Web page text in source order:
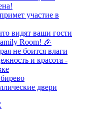
участие в
видят ваши гости
Room! 🎉
не боится влаги
и красота -
двери